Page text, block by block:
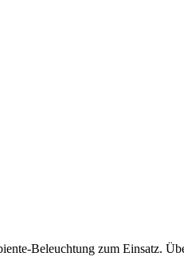
Beleuchtung zum Einsatz.